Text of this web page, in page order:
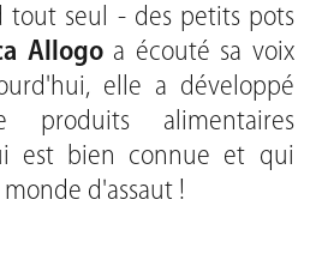
tout seul - des petits pots
Allogoa écouté sa voix
elle a développé
alimentaires
est bien connue et qui
d'assaut !